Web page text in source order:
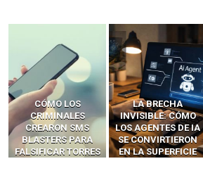
LA BRECHA
INVISIBLE: CÓMO
LOS AGENTES DE IA
SE CONVIRTIERON
EN LA SUPERFICIE
OLVIDA
METASPLOIT: CÓMO
PREDATOR HACKEA
CUALQUIER MÓVIL
CON ATAQUES